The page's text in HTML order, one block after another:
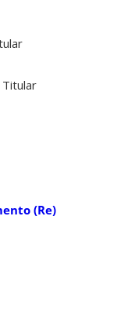
Titular
(Re)